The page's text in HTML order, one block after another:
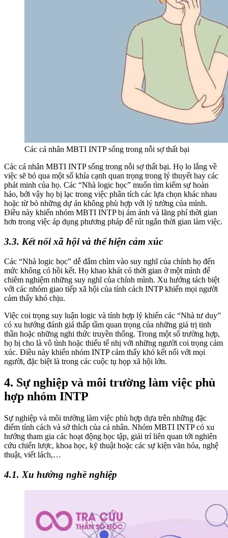
Các cá nhân MBTI INTP sống trong nỗi sợ thất bại
Các cá nhân MBTI INTP sống trong nỗi sợ thất bại. Họ lo lắng về
việc sẽ bỏ qua một số khía cạnh quan trọng trong lý thuyết hay các
phát minh của họ. Các “Nhà logic học” muốn tìm kiếm sự hoàn
hảo, bởi vậy họ bị lạc trong việc phân tích các lựa chọn khác nhau
hoặc từ bỏ những dự án không phù hợp với lý tưởng của mình.
Điều này khiến nhóm MBTI INTP bị ám ảnh và lãng phí thời gian
hơn trong việc áp dụng phương pháp để rút ngắn thời gian làm việc.
3.3. Kết nối xã hội và thể hiện cảm xúc
Các “Nhà logic học” dễ đắm chìm vào suy nghĩ của chính họ đến
mức không có hồi kết. Họ khao khát có thời gian ở một mình để
chiêm nghiệm những suy nghĩ của chính mình. Xu hướng tách biệt
với các nhóm giao tiếp xã hội của tính cách INTP khiến mọi người
cảm thấy khó chịu.
Việc coi trọng suy luận logic và tính hợp lý khiến các “Nhà tư duy”
có xu hướng đánh giá thấp tầm quan trọng của những giá trị tinh
thần hoặc những nghi thức truyền thống. Trong một số trường hợp,
họ bị cho là vô tình hoặc thiếu tế nhị với những người coi trọng cảm
xúc. Điều này khiến nhóm INTP cảm thấy khó kết nối với mọi
người, đặc biệt là trong các cuộc tụ họp xã hội lớn.
4. Sự nghiệp và môi trường làm việc phù
hợp nhóm INTP
Sự nghiệp và môi trường làm việc phù hợp dựa trên những đặc
điểm tính cách và sở thích của cá nhân. Nhóm MBTI INTP có xu
hướng tham gia các hoạt động học tập, giải trí liên quan tới nghiên
cứu chiến lược, khoa học, kỹ thuật hoặc các sự kiện văn hóa, nghệ
thuật, viết lách,…
4.1. Xu hướng nghề nghiệp